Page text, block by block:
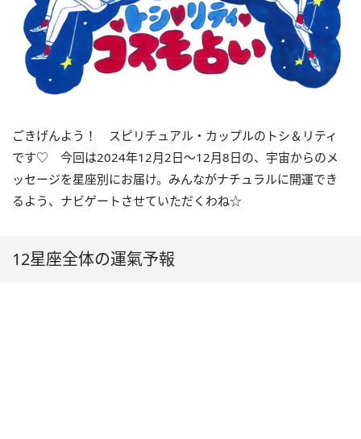
ごきげんよう！ スピリチュアル・カップルのトシ＆リティ
です♡ 今回は2024年12月2日〜12月8日の、宇宙からのメ
ッセージを星座別にお届け。みんながナチュラルに開運でき
るよう、ナビゲートさせていただくわね☆
12星座全体の運氣予報